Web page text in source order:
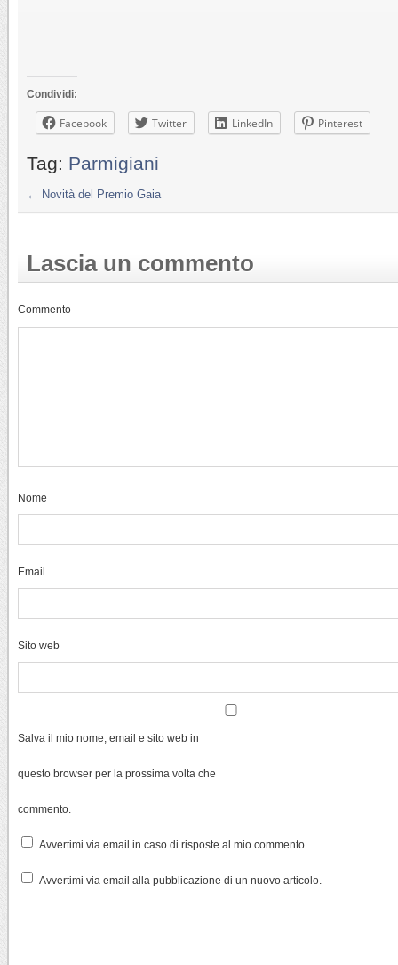
Condividi:
Facebook Twitter LinkedIn Pinterest
Tag: Parmigiani
← Novità del Premio Gaia
Lascia un commento
Commento
Nome
Email
Sito web
Salva il mio nome, email e sito web in
questo browser per la prossima volta che
commento.
Avvertimi via email in caso di risposte al mio commento.
Avvertimi via email alla pubblicazione di un nuovo articolo.